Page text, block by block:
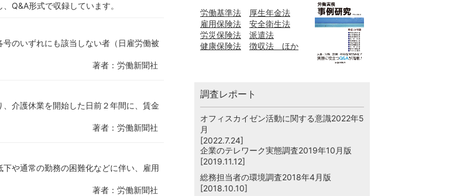
Q&A形式で収録しています。
のいずれにも該当しない者（日雇労働被
著者：労働新聞社
介護休業を開始した日前２年間に、賃金
著者：労働新聞社
や通常の勤務の困難化などに伴い、雇用
著者：労働新聞社
労働基準法
厚生年金法
雇用保険法
安全衛生法
労災保険法
派遣法
健康保険法
徴収法 ほか
調査レポート
オフィスカイゼン活動に関する意識2022年5
月
[2022.7.24]
企業のテレワーク実態調査2019年10月版
[2019.11.12]
総務担当者の環境調査2018年4月版
[2018.10.10]